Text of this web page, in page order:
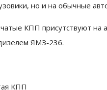
но и на обычные
КПП присутствуют на
ЯМЗ-236.
КПП